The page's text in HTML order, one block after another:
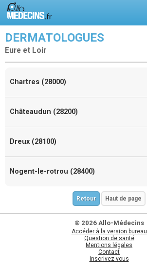
DERMATOLOGUES
Eure et Loir
Chartres (28000)
Châteaudun (28200)
Dreux (28100)
Nogent-le-rotrou (28400)
Retour Haut de page
© 2026 Allo-Médecins
Accéder à la version bureau
Question de santé
Mentions légales
Contact
Inscrivez-vous